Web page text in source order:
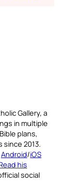
Gallery, a
in multiple
plans,
2013.
Android/iOS
his
social